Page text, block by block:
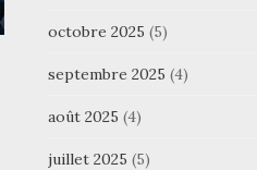
octobre 2025 (5)
septembre 2025 (4)
août 2025 (4)
juillet 2025 (5)